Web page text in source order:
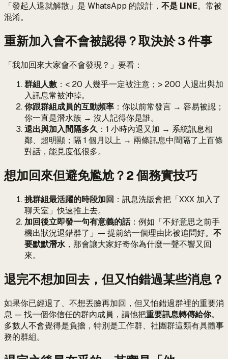
「發起人退就解散」是 WhatsApp 的設計， 不是 LINE。常被
混淆。
重新加入會不會被認得？取決於 3 件事
「我加回來大家會不會發現？」要看：
群組人數 ：< 20 人幾乎一定被注意；> 200 人退出與加
入訊息常被沖掉。
你跟群組成員的互動頻率 ：你以前常發言 → 容易被認；
你一直是潛水族 → 沒人記得你是誰。
退出與加入間隔多久 ：1 小時內退又加 → 系統訊息相
鄰、超明顯；隔 1 個月以上 → 兩條訊息中間隔了上百條
對話，能見度低很多。
想加回來但避免尷尬？2 個務實技巧
挑群組最活躍的時段加回 ：訊息洗版會把「XXX 加入了
聊天室」快速推上去。
加回後立即發一句有意義的話：例如「不好意思之前手
機出狀況退錯群了」— 提前給一個理由比被追問好。 不
要默默潛水，那會讓大家好奇你為什麼一聲不響又回
來。
退完不想加回去，但又怕錯過某些消息？
如果你已經退了、不想丟臉再加回，但又怕錯過群裡的重要消
息 — 找一個你信任的群內成員，請他把重要訊息轉傳給你。
多數人不會覺得是負擔，特別是工作群、社團群這類有具體事
務的群組。